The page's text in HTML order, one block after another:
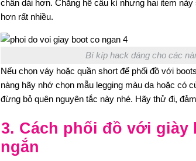
chân dài hơn. Chẳng hề cầu kì nhưng hai item
hơn rất nhiều.
Bí kíp hack dáng cho các
Nếu chọn váy hoặc quần short để phối đồ với
nàng hãy nhớ chọn mẫu legging màu da hoặc có
đừng bỏ quên nguyên tắc này nhé. Hãy thử đi,
3. Cách phối đồ với giày
ngắn